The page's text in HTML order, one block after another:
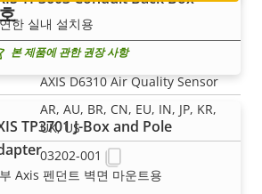
한 실내 설치용
본 제품에 관한 권장 사항
TP3701 J-Box and Pole
Axis 펜던트 벽면 마운트용
AXIS D6310 Air Quality Sensor
AR, AU, BR, CN, EU, IN, JP, KR,
UK, US
03202-001